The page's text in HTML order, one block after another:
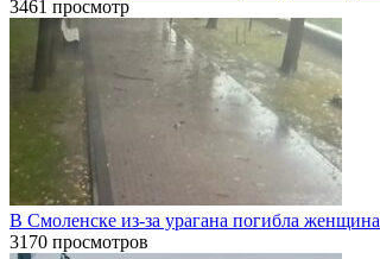
3461 просмотр
В Смоленске из-за урагана погибла женщина
3170 просмотров